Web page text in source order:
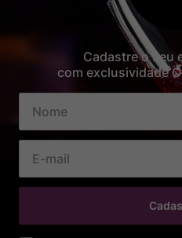
Cadastre o seu
com exclusividade